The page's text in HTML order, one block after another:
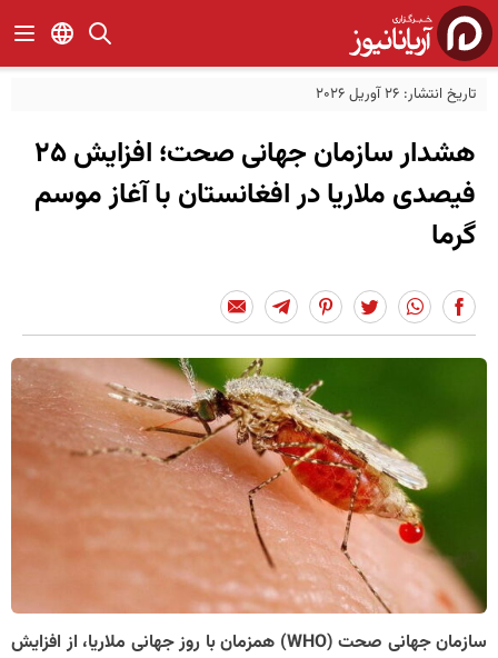
تاریخ انتشار: 26 آوریل 2026
هشدار سازمان جهانی صحت؛ افزایش ۲۵
فیصدی ملاریا در افغانستان با آغاز موسم
گرما
سازمان جهانی صحت (WHO) همزمان با روز جهانی ملاریا، از افزایش